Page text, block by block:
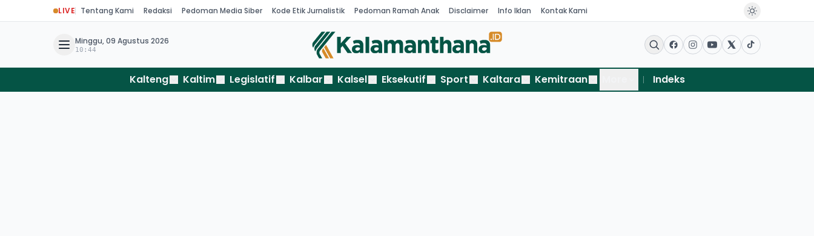
LIVE Tentang Kami Redaksi Pedoman Media Siber Kode Etik Jurnalistik Pedoman Ramah Anak Disclaimer Info Iklan Kontak Kami
Minggu, 09 Agustus 2026
10:44
Kalteng Kaltim Legislatif Kalbar Kalsel Eksekutif Sport Kaltara Kemitraan Indeks